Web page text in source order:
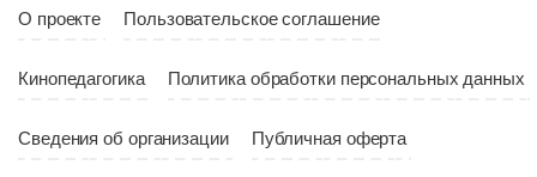
О проекте Пользовательское соглашение
Кинопедагогика Политика обработки персональных данных
Сведения об организации Публичная оферта